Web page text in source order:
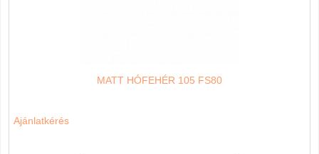
MATT HÓFEHÉR 105 FS80
Ajánlatkérés